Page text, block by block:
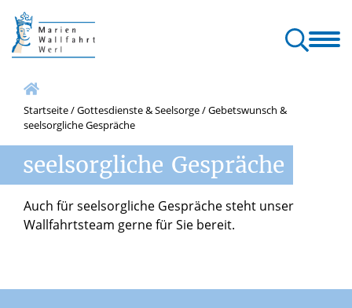
Wallfahrt
Startseite/Gottesdienste & Seelsorge/Gebetswunsch &
seelsorgliche Gespräche
seelsorgliche Gespräche
Auch für seelsorgliche Gespräche steht unser
Wallfahrtsteam gerne für Sie bereit.